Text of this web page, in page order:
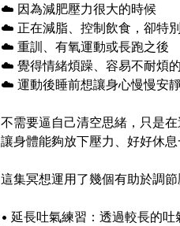
☁️ 因為減肥壓力很大的時候
☁️ 正在減脂、控制飲食，卻特
☁️ 重訓、有氧運動或長跑之後
☁️ 覺得情緒煩躁、容易不耐煩
☁️ 運動後睡前想讓身心慢慢安
不需要逼自己清空思緒，只是
讓身體能夠放下壓力、好好休息
這集冥想運用了幾個有助於調節
• 延長吐氣練習：透過較長的